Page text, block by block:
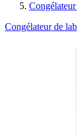
Congélateur de